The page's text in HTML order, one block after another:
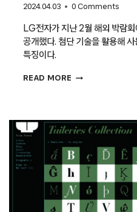
2024.04.03 0 Comments
LG전자가 지난 2월 해외 박람
공개했다. 첨단 기술을 활용해
특징이다.
READ MORE 욕실,
신대륙